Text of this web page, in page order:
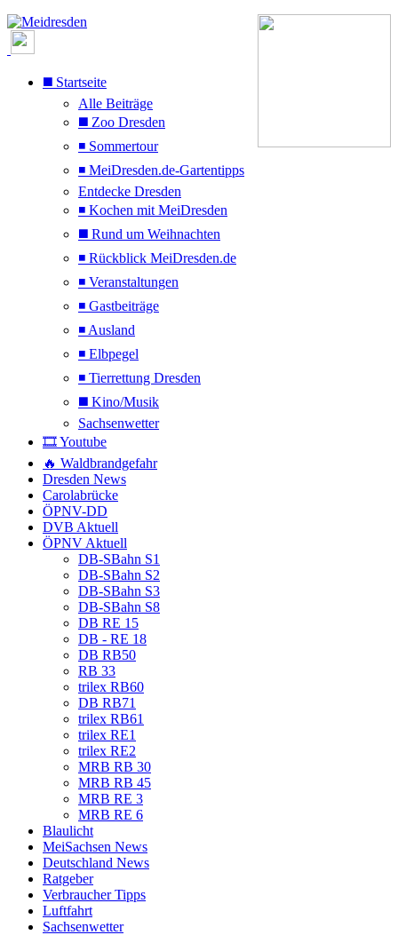
◼️ Startseite
Alle Beiträge
◼️ Zoo Dresden
◾ Sommertour
◾ MeiDresden.de-Gartentipps
Entdecke Dresden
◾ Kochen mit MeiDresden
◼️ Rund um Weihnachten
◾ Rückblick MeiDresden.de
◾ Veranstaltungen
◾ Gastbeiträge
◾ Ausland
◾ Elbpegel
◾ Tierrettung Dresden
◼️ Kino/Musik
Sachsenwetter
🎞️ Youtube
🔥 Waldbrandgefahr
Dresden News
Carolabrücke
ÖPNV-DD
DVB Aktuell
ÖPNV Aktuell
DB-SBahn S1
DB-SBahn S2
DB-SBahn S3
DB-SBahn S8
DB RE 15
DB - RE 18
DB RB50
RB 33
trilex RB60
DB RB71
trilex RB61
trilex RE1
trilex RE2
MRB RB 30
MRB RB 45
MRB RE 3
MRB RE 6
Blaulicht
MeiSachsen News
Deutschland News
Ratgeber
Verbraucher Tipps
Luftfahrt
Sachsenwetter